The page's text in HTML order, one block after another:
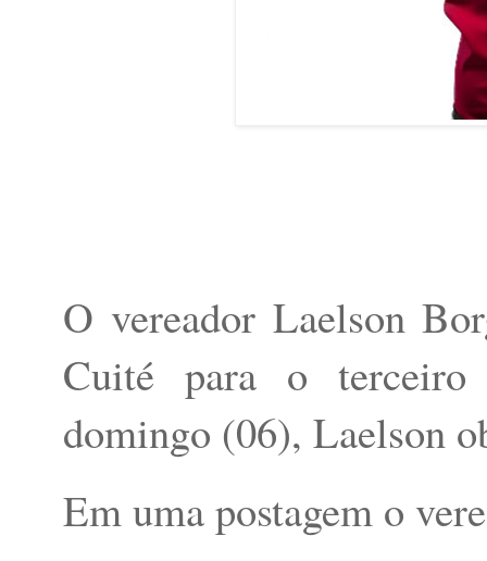
O vereador Laelson
Cuité para o terceiro
domingo (06), Laelson
Em uma postagem o